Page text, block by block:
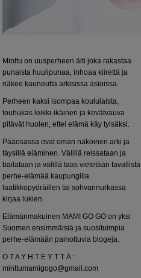
Minttu on uusperheen äiti joka rakastaa
punaista huulipunaa, inhoaa kiirettä ja
näkee kauneutta arkisissa asioissa.
Perheen kaksi isompaa koululaista,
touhukas leikki-ikäinen ja kevätvauva
pitävät huolen, ettei elämä käy tylsäksi.
Pääosassa ovat oman näköinen arki ja
täysillä eläminen. Välillä reissataan ja
bailataan ja välillä taas vietetään tavallista
perhe-elämää kaupungilla
laatikkopyöräillen tai sohvannurkassa
kirjaa lukien.
Elämänmakuinen MAMI GO GO on yksi
Suomen ensimmäisiä ja suosituimpia
perhe-elämään painottuvia blogeja.
O T A Y H T E Y T T Ä :
minttumamigogo@gmail.com